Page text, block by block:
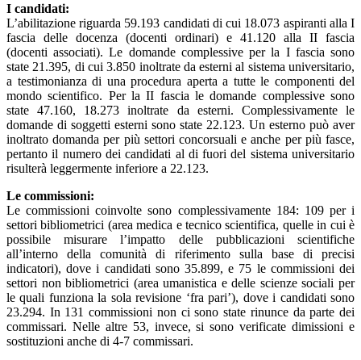
I candidati:
L’abilitazione riguarda 59.193 candidati di cui 18.073 aspiranti alla I
fascia delle docenza (docenti ordinari) e 41.120 alla II fascia
(docenti associati). Le domande complessive per la I fascia sono
state 21.395, di cui 3.850 inoltrate da esterni al sistema universitario,
a testimonianza di una procedura aperta a tutte le componenti del
mondo scientifico. Per la II fascia le domande complessive sono
state 47.160, 18.273 inoltrate da esterni. Complessivamente le
domande di soggetti esterni sono state 22.123. Un esterno può aver
inoltrato domanda per più settori concorsuali e anche per più fasce,
pertanto il numero dei candidati al di fuori del sistema universitario
risulterà leggermente inferiore a 22.123.
Le commissioni:
Le commissioni coinvolte sono complessivamente 184: 109 per i
settori bibliometrici (area medica e tecnico scientifica, quelle in cui è
possibile misurare l’impatto delle pubblicazioni scientifiche
all’interno della comunità di riferimento sulla base di precisi
indicatori), dove i candidati sono 35.899, e 75 le commissioni dei
settori non bibliometrici (area umanistica e delle scienze sociali per
le quali funziona la sola revisione ‘fra pari’), dove i candidati sono
23.294. In 131 commissioni non ci sono state rinunce da parte dei
commissari. Nelle altre 53, invece, si sono verificate dimissioni e
sostituzioni anche di 4-7 commissari.